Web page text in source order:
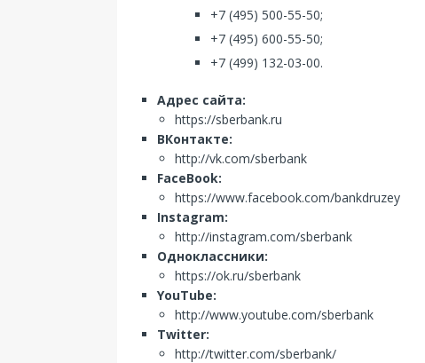
+7 (495) 500-55-50;
+7 (495) 600-55-50;
+7 (499) 132-03-00.
Адрес сайта:
https://sberbank.ru
ВКонтакте:
http://vk.com/sberbank
FaceBook:
https://www.facebook.com/bankdruzey
Instagram:
http://instagram.com/sberbank
Одноклассники:
https://ok.ru/sberbank
YouTube:
http://www.youtube.com/sberbank
Twitter:
http://twitter.com/sberbank/